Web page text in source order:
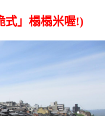
式」榻榻米喔!)